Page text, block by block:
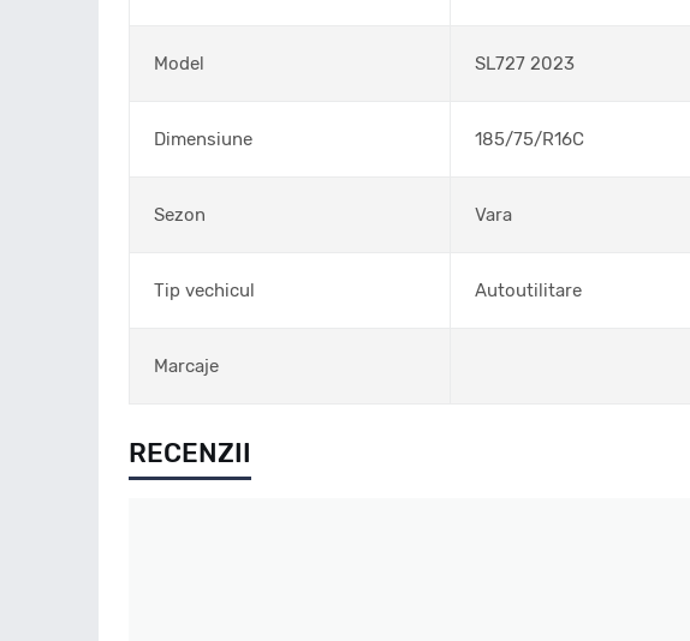
Model SL727 2023
Dimensiune 185/75/R16C
Sezon Vara
Tip vechicul Autoutilitare
Marcaje
RECENZII